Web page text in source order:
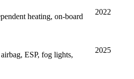
heating, on-board
2022
ESP, fog lights,
2025